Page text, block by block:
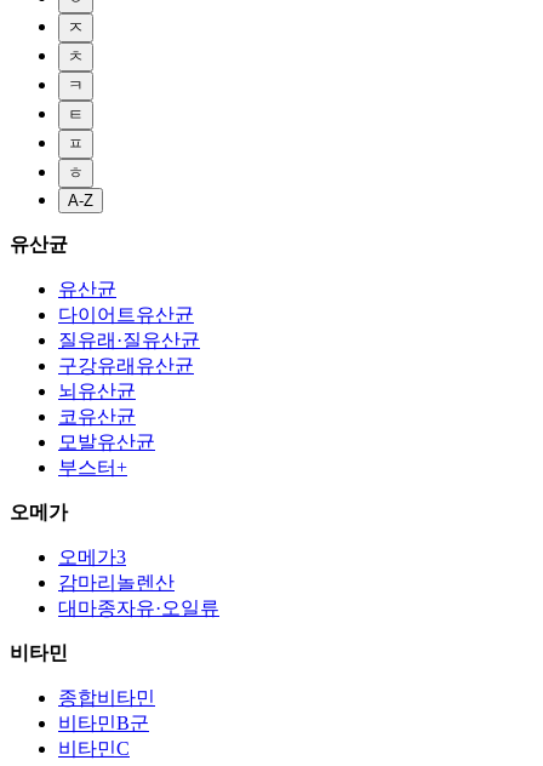
ㅈ
ㅊ
ㅋ
ㅌ
ㅍ
ㅎ
A-Z
유산균
유산균
다이어트유산균
질유래·질유산균
구강유래유산균
뇌유산균
코유산균
모발유산균
부스터+
오메가
오메가3
감마리놀렌산
대마종자유·오일류
비타민
종합비타민
비타민B군
비타민C